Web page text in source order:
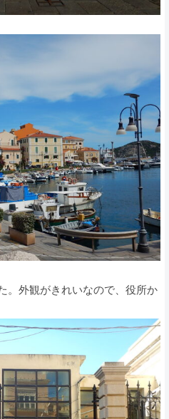
。外観がきれいなので、役所か